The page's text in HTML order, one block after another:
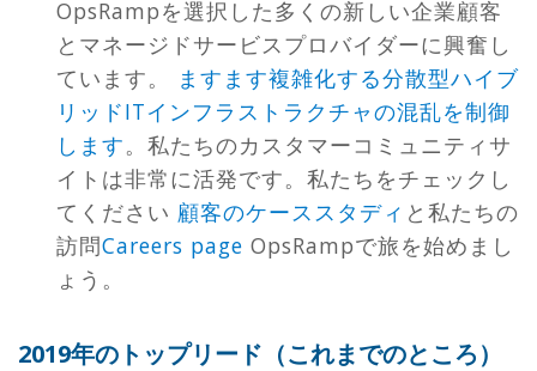
OpsRampを選択した多くの新しい企業顧客
とマネージドサービスプロバイダーに興奮し
ています。
ますます複雑化する分散型ハイブ
リッドITインフラストラクチャの混乱を制御
します。私たちのカスタマーコミュニティサ
イトは非常に活発です。私たちをチェックし
てください 顧客のケーススタディ と私たちの
訪問Careers page OpsRampで旅を始めまし
ょう。
2019年のトップリード（これまでのところ）